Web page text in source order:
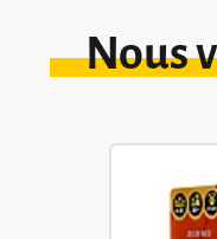
Nous